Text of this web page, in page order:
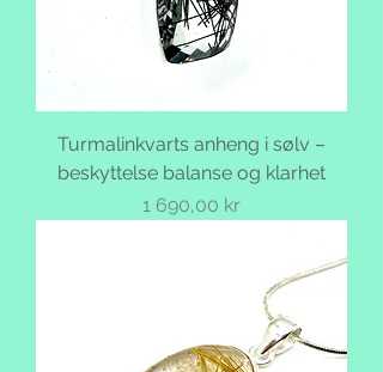
Turmalinkvarts anheng i sølv –
beskyttelse balanse og klarhet
Pris
1 690,00 kr